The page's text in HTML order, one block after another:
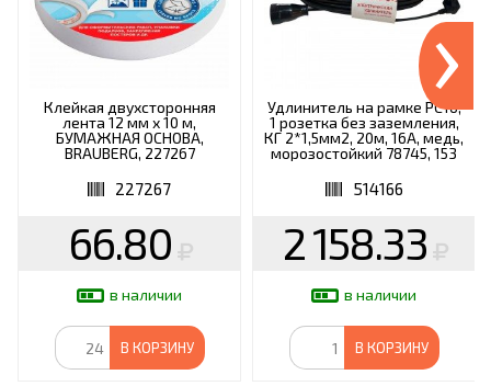
Клейкая двухсторонняя
лента 12 мм х 10 м,
БУМАЖНАЯ ОСНОВА,
BRAUBERG, 227267
227267
66.80
в наличии
В КОРЗИНУ
Удлинитель на рамке РС16,
1 розетка без заземления,
КГ 2*1,5мм2, 20м, 16А, медь,
морозостойкий 78745, 153
514166
2 158.33
в наличии
В КОРЗИНУ
›